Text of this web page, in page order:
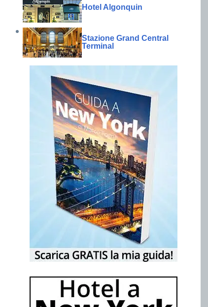
Hotel Algonquin
Stazione Grand Central
Terminal